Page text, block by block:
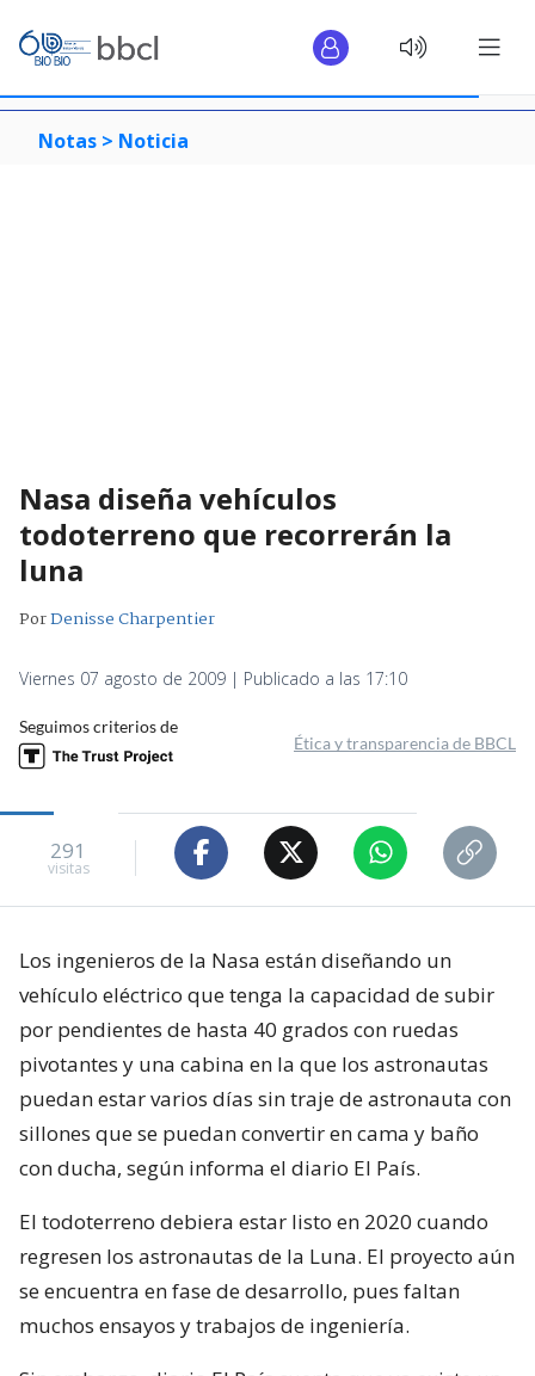
Notas > Noticia
Nasa diseña vehículos
todoterreno que recorrerán la
luna
PorDenisse Charpentier
Viernes 07 agosto de 2009 | Publicado a las 17:10
Seguimos criterios de
Ética y transparencia de BBCL
291
visitas
Los ingenieros de la Nasa están diseñando un
vehículo eléctrico que tenga la capacidad de subir
por pendientes de hasta 40 grados con ruedas
pivotantes y una cabina en la que los astronautas
puedan estar varios días sin traje de astronauta con
sillones que se puedan convertir en cama y baño
con ducha, según informa el diario El País.
El todoterreno debiera estar listo en 2020 cuando
regresen los astronautas de la Luna. El proyecto aún
se encuentra en fase de desarrollo, pues faltan
muchos ensayos y trabajos de ingeniería.